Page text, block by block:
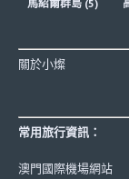
馬紹爾群島 (5)
關於小燦
常用旅行資訊：
澳門國際機場網站